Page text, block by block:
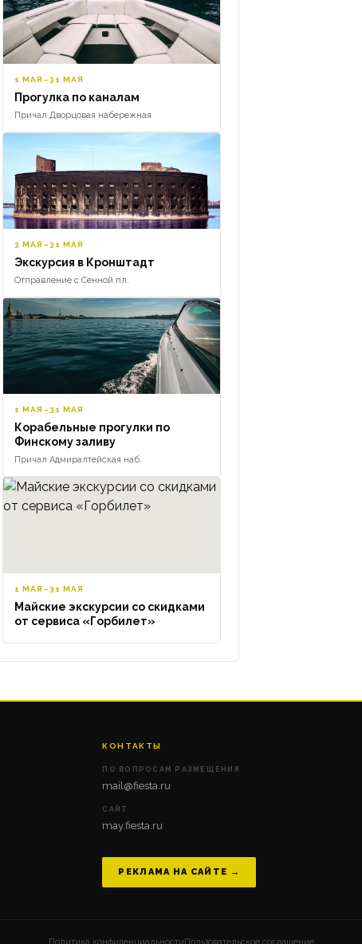
1 МАЯ–31 МАЯ
Прогулка по каналам
Причал Дворцовая набережная
3 МАЯ–31 МАЯ
Экскурсия в Кронштадт
Отправление с Сенной пл.
1 МАЯ–31 МАЯ
Корабельные прогулки по
Финскому заливу
Причал Адмиралтейская наб.
1 МАЯ–31 МАЯ
Майские экскурсии со скидками
от сервиса «Горбилет»
КОНТАКТЫ
ПО ВОПРОСАМ РАЗМЕЩЕНИЯ
mail@fiesta.ru
САЙТ
may.fiesta.ru
РЕКЛАМА НА САЙТЕ →